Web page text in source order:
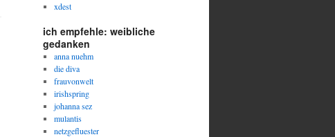
xdest
ich empfehle: weibliche
gedanken
anna nuehm
die diva
frauvonwelt
irishspring
johanna sez
mulantis
netzgefluester